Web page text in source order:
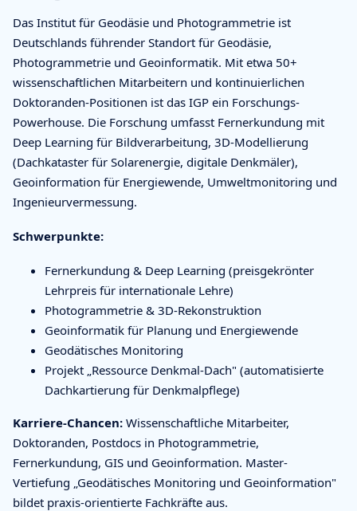
Das Institut für Geodäsie und Photogrammetrie ist
Deutschlands führender Standort für Geodäsie,
Photogrammetrie und Geoinformatik. Mit etwa 50+
wissenschaftlichen Mitarbeitern und kontinuierlichen
Doktoranden-Positionen ist das IGP ein Forschungs-
Powerhouse. Die Forschung umfasst Fernerkundung mit
Deep Learning für Bildverarbeitung, 3D-Modellierung
(Dachkataster für Solarenergie, digitale Denkmäler),
Geoinformation für Energiewende, Umweltmonitoring und
Ingenieurvermessung.
Schwerpunkte:
Fernerkundung & Deep Learning (preisgekrönter
Lehrpreis für internationale Lehre)
Photogrammetrie & 3D-Rekonstruktion
Geoinformatik für Planung und Energiewende
Geodätisches Monitoring
Projekt „Ressource Denkmal-Dach" (automatisierte
Dachkartierung für Denkmalpflege)
Karriere-Chancen: Wissenschaftliche Mitarbeiter,
Doktoranden, Postdocs in Photogrammetrie,
Fernerkundung, GIS und Geoinformation. Master-
Vertiefung „Geodätisches Monitoring und Geoinformation"
bildet praxis-orientierte Fachkräfte aus.